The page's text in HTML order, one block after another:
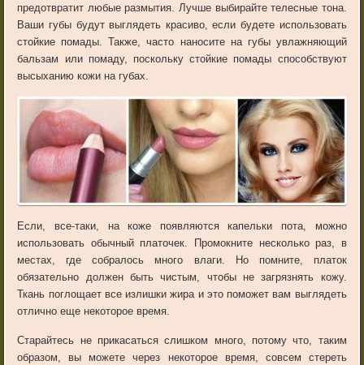
предотвратит любые размытия. Лучше выбирайте телесные тона.
Ваши губы будут выглядеть красиво, если будете использовать
стойкие помады. Также, часто наносите на губы увлажняющий
бальзам или помаду, поскольку стойкие помады способствуют
высыханию кожи на губах.
Если, все-таки, на коже появляются капельки пота, можно
использовать обычный платочек. Промокните несколько раз, в
местах, где собралось много влаги. Но помните, платок
обязательно должен быть чистым, чтобы не загрязнять кожу.
Ткань поглощает все излишки жира и это поможет вам выглядеть
отлично еще некоторое время.
Старайтесь не прикасаться слишком много, потому что, таким
образом, вы можете через некоторое время, совсем стереть